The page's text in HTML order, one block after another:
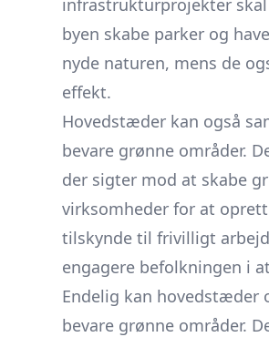
infrastrukturprojekter
byen skabe parker og
nyde naturen, mens de
effekt.
Hovedstæder kan også
bevare grønne områder.
der sigter mod at skabe
virksomheder for at
tilskynde til frivilligt
engagere befolkningen i
Endelig kan
bevare grønne områder.